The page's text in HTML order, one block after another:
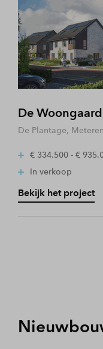
De
De Plantage, Meteren
€ 334.500 - €
In verkoop
Bekijk het project